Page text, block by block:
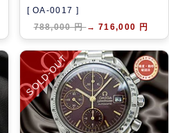
[ OA-0017 ]
788,000 円→ 716,000 円
SOLD-OUT